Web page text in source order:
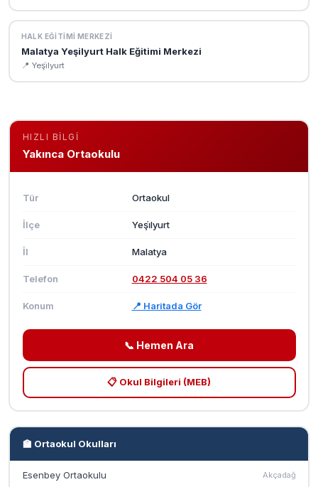
HALK EĞITIMI MERKEZI
Malatya Yeşilyurt Halk Eğitimi Merkezi
📍 Yeşi̇lyurt
HIZLI BILGI
Yakınca Ortaokulu
Tür Ortaokul
İlçe Yeşi̇lyurt
İl Malatya
Telefon 0422 504 05 36
Konum 📍 Haritada Gör
📞 Hemen Ara
📋 Okul Bilgileri (MEB)
🏫 Ortaokul Okulları
Esenbey Ortaokulu Akçadağ